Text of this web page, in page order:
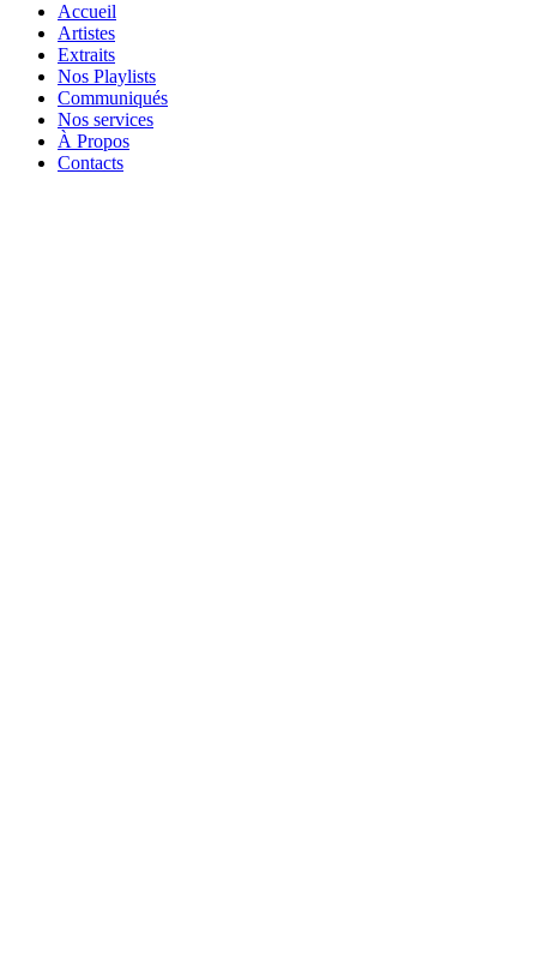
Accueil
Artistes
Extraits
Nos Playlists
Communiqués
Nos services
À Propos
Contacts